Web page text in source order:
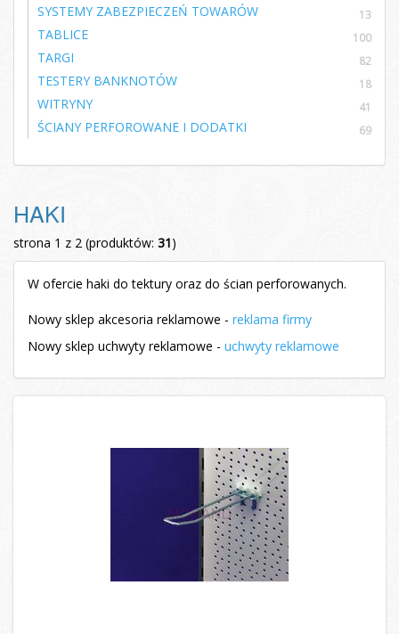
SYSTEMY ZABEZPIECZEŃ TOWARÓW 13
TABLICE 100
TARGI 82
TESTERY BANKNOTÓW 18
WITRYNY 41
ŚCIANY PERFOROWANE I DODATKI 69
HAKI
strona 1 z 2 (produktów: 31)
W ofercie haki do tektury oraz do ścian perforowanych.
Nowy sklep akcesoria reklamowe - reklama firmy
Nowy sklep uchwyty reklamowe - uchwyty reklamowe